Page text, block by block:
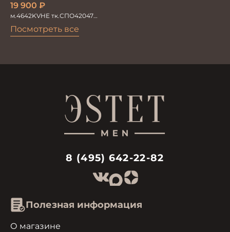
Посмотреть все
19 900 ₽
м.4642KVHE тк.СПО42047
Пиджак мужской трикотажный
с налокотн
8 (495) 642-22-82
Полезная информация
О магазине